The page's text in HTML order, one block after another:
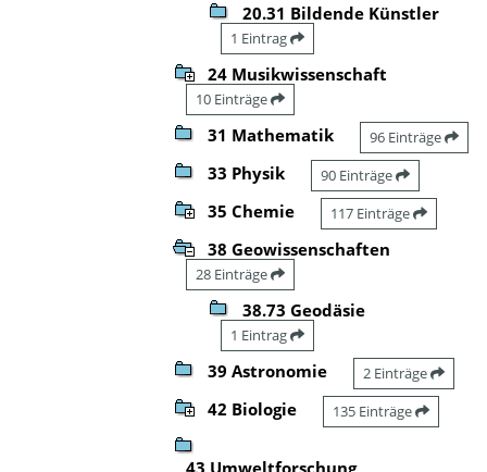
20.31 Bildende Künstler
1 Eintrag
24 Musikwissenschaft
10 Einträge
31 Mathematik 96 Einträge
33 Physik 90 Einträge
35 Chemie 117 Einträge
38 Geowissenschaften
28 Einträge
38.73 Geodäsie
1 Eintrag
39 Astronomie 2 Einträge
42 Biologie 135 Einträge
43 Umweltforschung,